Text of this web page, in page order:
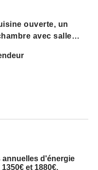
ouverte, un
avec salle
2 chambres, une
CO2/m²).
d'énergie
entre 1 350€ et
annuelles d'énergie
et 1880€.